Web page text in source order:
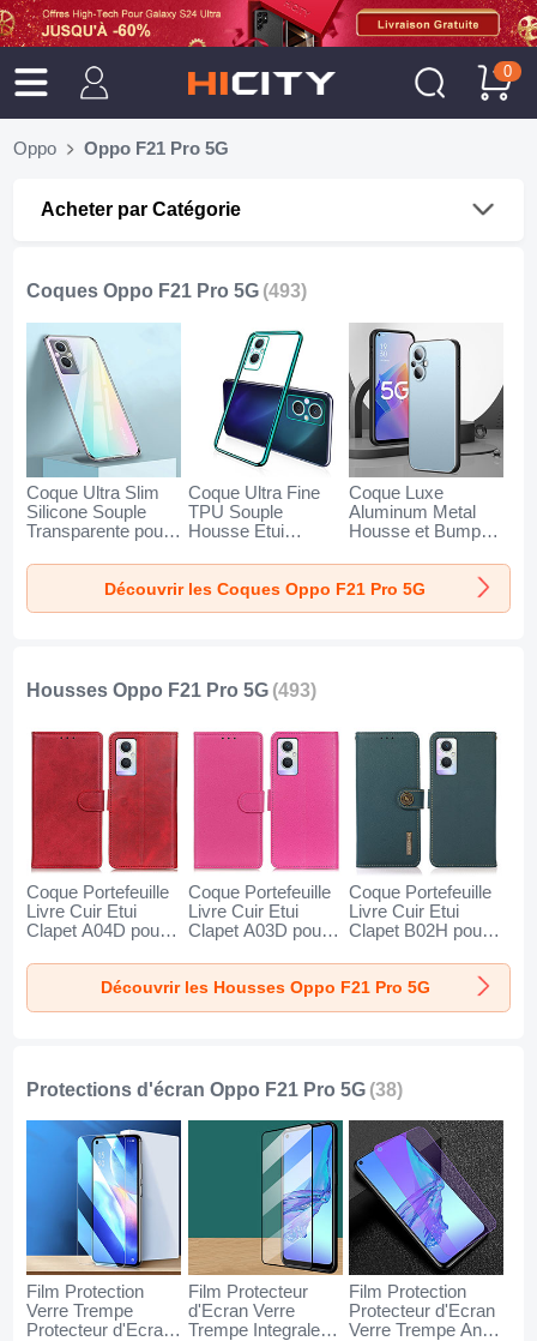
0
Oppo Oppo F21 Pro 5G
Acheter par Catégorie
Coques Oppo F21 Pro 5G (493)
Coque Ultra Slim
Silicone Souple
Transparente pour
Clair
Coque Ultra Fine
TPU Souple
Housse Etui
pour Oppo F21 Pro
5G Vert
Coque Luxe
Aluminum Metal
Housse et Bumper
pour Oppo F21 Pro
5G Bleu
Découvrir les Coques Oppo F21 Pro 5G
Housses Oppo F21 Pro 5G (493)
Coque Portefeuille
Livre Cuir Etui
Clapet A04D pour
Rouge
Coque Portefeuille
Livre Cuir Etui
Clapet A03D pour
Rose Rouge
Coque Portefeuille
Livre Cuir Etui
Clapet B02H pour
Vert
Découvrir les Housses Oppo F21 Pro 5G
Protections d'écran Oppo F21 Pro 5G (38)
Film Protection
Verre Trempe
Protecteur d'Ecran
Film Protecteur
d'Ecran Verre
Trempe Integrale
Film Protection
Protecteur d'Ecran
Verre Trempe Anti-